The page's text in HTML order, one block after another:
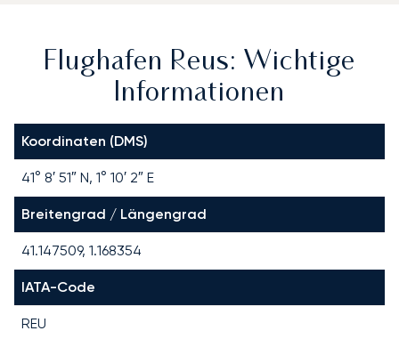
Flughafen Reus: Wichtige
Informationen
Koordinaten (DMS)
41° 8′ 51″ N, 1° 10′ 2″ E
Breitengrad / Längengrad
41.147509, 1.168354
IATA-Code
REU